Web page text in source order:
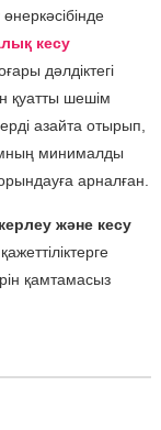
кесу
дәлдіктегі
қуатты шешім
азайта отырып,
минималды
арналған.
және кесу
қамтамасыз